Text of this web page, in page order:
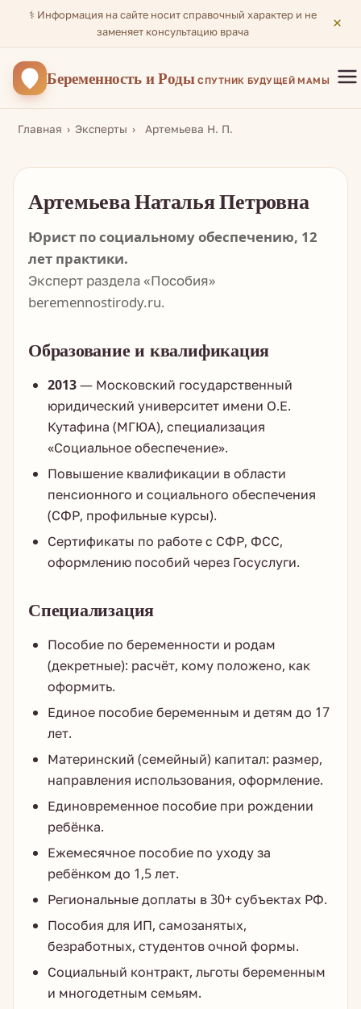
⚕️ Информация на сайте носит справочный характер и не
заменяет консультацию врача
×
Беременностьи Роды СПУТНИК БУДУЩЕЙ МАМЫ
Главная Эксперты Артемьева Н. П.
Артемьева Наталья Петровна
Юрист по социальному обеспечению, 12
лет практики.
Эксперт раздела «Пособия»
beremennostirody.ru.
Образование и квалификация
2013— Московский государственный
юридический университет имени О.Е.
Кутафина (МГЮА), специализация
«Социальное обеспечение».
Повышение квалификации в области
пенсионного и социального обеспечения
(СФР, профильные курсы).
Сертификаты по работе с СФР, ФСС,
оформлению пособий через Госуслуги.
Специализация
Пособие по беременности и родам
(декретные): расчёт, кому положено, как
оформить.
Единое пособие беременным и детям до 17
лет.
Материнский (семейный) капитал: размер,
направления использования, оформление.
Единовременное пособие при рождении
ребёнка.
Ежемесячное пособие по уходу за
ребёнком до 1,5 лет.
Региональные доплаты в 30+ субъектах РФ.
Пособия для ИП, самозанятых,
безработных, студентов очной формы.
Социальный контракт, льготы беременным
и многодетным семьям.